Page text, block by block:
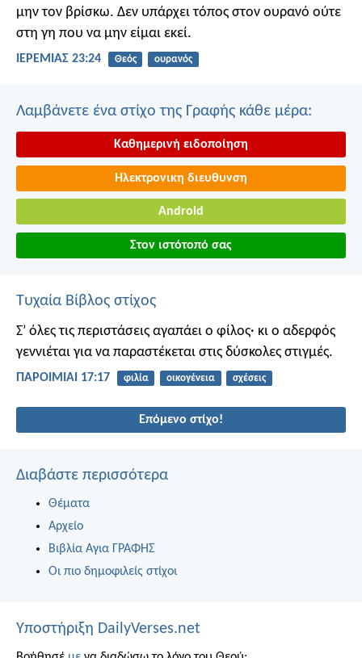
μην τον βρίσκω. Δεν υπάρχει τόπος στον ουρανό ούτε
στη γη που να μην είμαι εκεί.
ΙΕΡΕΜΙΑΣ 23:24 Θεός ουρανός
Λαμβάνετε ένα στίχο της Γραφής κάθε μέρα:
Καθημερινή ειδοποίηση
Ηλεκτρονικη διευθυνση
Android
Στον ιστότοπό σας
Τυχαία Βίβλος στίχος
Σ’ όλες τις περιστάσεις αγαπάει ο φίλος· κι ο αδερφός
γεννιέται για να παραστέκεται στις δύσκολες στιγμές.
ΠΑΡΟΙΜΙΑΙ 17:17 φιλία οικογένεια σχέσεις
Επόμενο στίχο!
Διαβάστε περισσότερα
Θέματα
Αρχείο
Βιβλία Αγια ΓΡΑΦΗΣ
Οι πιο δημοφιλείς στίχοι
Υποστήριξη DailyVerses.net